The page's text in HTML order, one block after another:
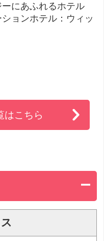
にあふれるホテル
ョンホテル：ウィッ
はこちら